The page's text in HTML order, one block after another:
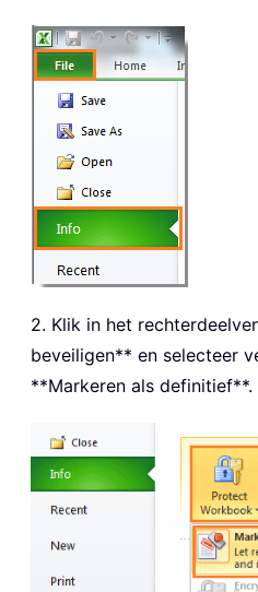
2. Klik in het
beveiligen** en selecteer
**Markeren als